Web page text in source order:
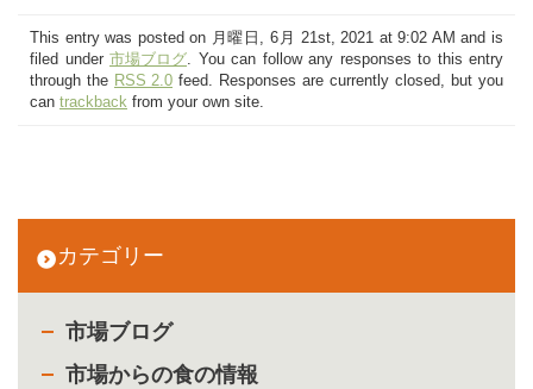
カテゴリー
市場ブログ
市場からの食の情報
This entry was posted on 月曜日, 6月 21st, 2021 at 9:02 AM and is
filed under 市場ブログ . You can follow any responses to this entry
through the RSS 2.0 feed. Responses are currently closed, but you
can trackback from your own site.